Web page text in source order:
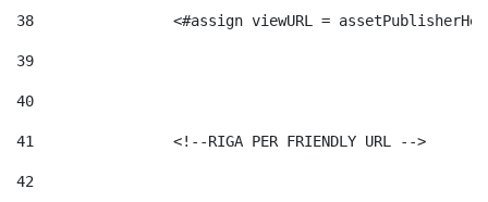
38
<#assign viewURL =
39
40
41
                <!--RIGA PER FRIENDLY URL -->
42